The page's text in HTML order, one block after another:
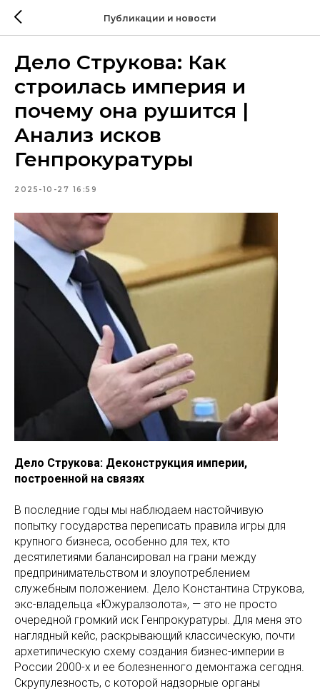
Публикации и новости
Дело Струкова: Как
строилась империя и
почему она рушится |
Анализ исков
Генпрокуратуры
2025-10-27 16:59
Дело Струкова: Деконструкция империи,
построенной на связях
В последние годы мы наблюдаем настойчивую
попытку государства переписать правила игры для
крупного бизнеса, особенно для тех, кто
десятилетиями балансировал на грани между
предпринимательством и злоупотреблением
служебным положением. Дело Константина Струкова,
экс-владельца «Южуралзолота», — это не просто
очередной громкий иск Генпрокуратуры. Для меня это
наглядный кейс, раскрывающий классическую, почти
архетипическую схему создания бизнес-империи в
России 2000-х и ее болезненного демонтажа сегодня.
Скрупулезность, с которой надзорные органы